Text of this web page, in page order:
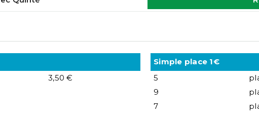
3,50 €
Simple place 1€
5
9
7